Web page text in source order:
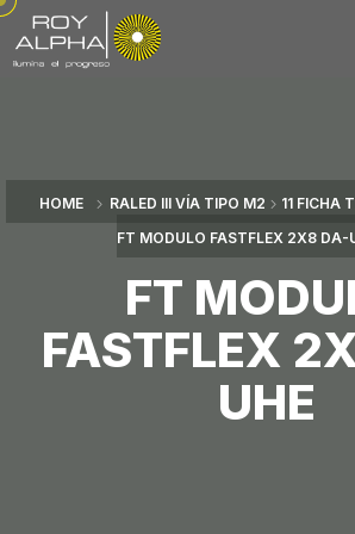
HOME RALED III VÍA TIPO M2
11 FICHA
FT MODULO FASTFLEX 2X8 DA-
FT
FASTFLEX
UHE